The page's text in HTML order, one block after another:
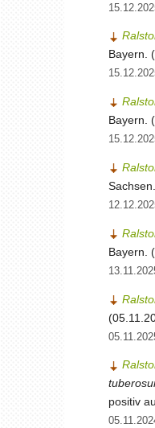
Bayern.
Bayern.
Bayern.
positiv